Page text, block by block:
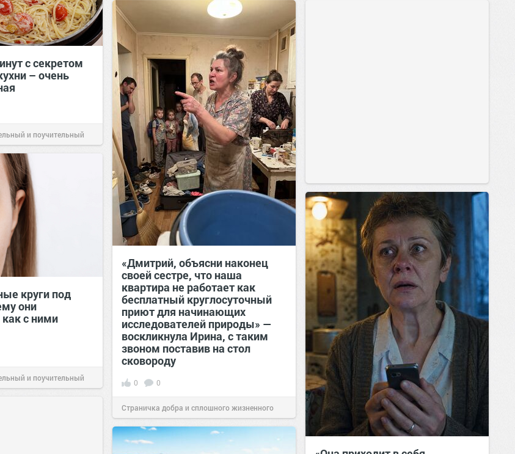
с секретом
– очень
и поучительный
«Дмитрий, объясни наконец
своей сестре, что наша
квартира не работает как
бесплатный круглосуточный
приют для начинающих
исследователей природы» —
воскликнула Ирина, с таким
звоном поставив на стол
сковороду
0 0
Страничка добра и сплошного жизненного
позитива!00:28Вчера
круги под
они
с ними
и поучительный